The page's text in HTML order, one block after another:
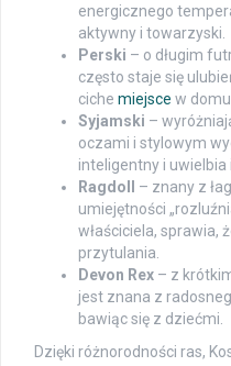
energicznego
aktywny i towarzyski.
Perski – o długim
często staje się
ciche miejsce w domu.
Syjamski –
oczami i stylowym
inteligentny i uwielbia
Ragdoll – znany z
umiejętności
właściciela, sprawia,
przytulania.
Devon Rex – z
jest znana z
bawiąc się z dziećmi.
Dzięki różnorodności ras,